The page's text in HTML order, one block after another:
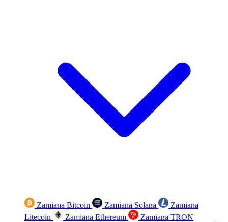
Zamiana Bitcoin Zamiana Solana
Zamiana
Litecoin
Zamiana Ethereum
Zamiana TRON